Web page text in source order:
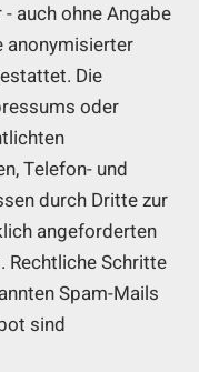
auch ohne Angabe
anonymisierter
Die
oder
Telefon- und
durch Dritte zur
angeforderten
Schritte
Spam-Mails
sind